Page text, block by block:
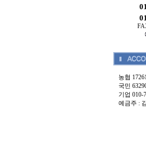
농협
국민
기업 010-
예금주 :